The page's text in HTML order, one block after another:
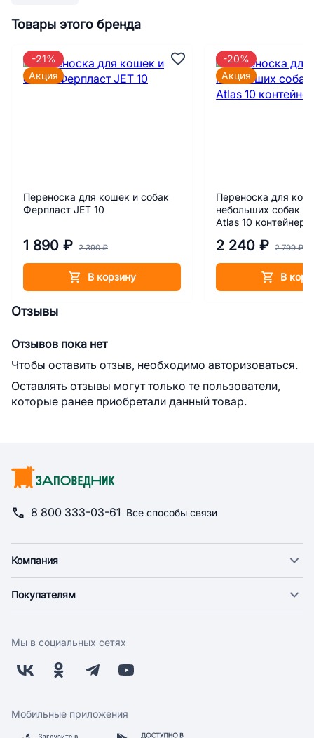
Товары этого бренда
Переноска для кошек и собак
Ферпласт JET 10
1 890 ₽ 2 390 ₽
В корзину
-21%
Акция
Переноска для
небольших собак
Atlas 10 контейнер
2 240 ₽ 2 799 ₽
В
-20%
Акция
Отзывы
Отзывов пока нет
Чтобы оставить отзыв, необходимо авторизоваться.
Оставлять отзывы могут только те пользователи,
которые ранее приобретали данный товар.
8 800 333-03-61 Все способы связи
Компания
Новости
Поставщикам
Заводчикам
Обратная связь
Покупателям
Оплата
Бонусная программа
Скидки и акции
Мы в социальных сетях
Мобильные приложения